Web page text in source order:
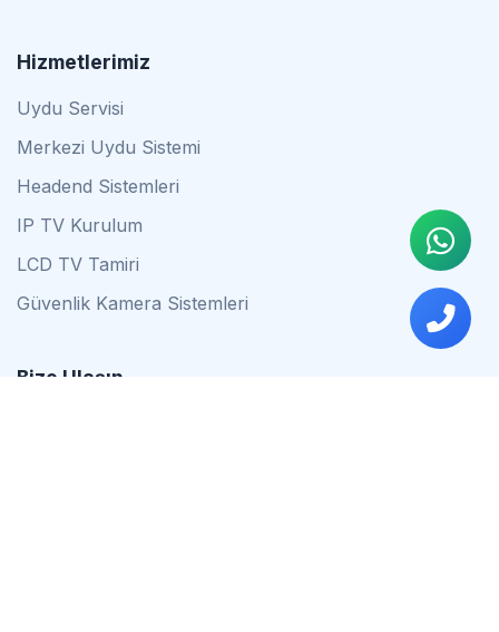
Hizmetlerimiz
Uydu Servisi
Merkezi Uydu Sistemi
Headend Sistemleri
IP TV Kurulum
LCD TV Tamiri
Güvenlik Kamera Sistemleri
Bize Ulaşın